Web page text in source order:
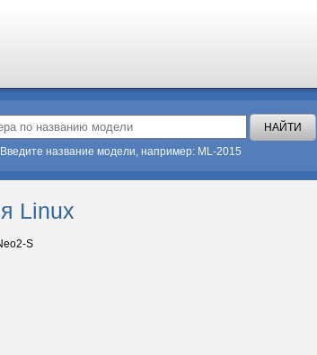
Введите название модели, например: ML-2015
Linux
S